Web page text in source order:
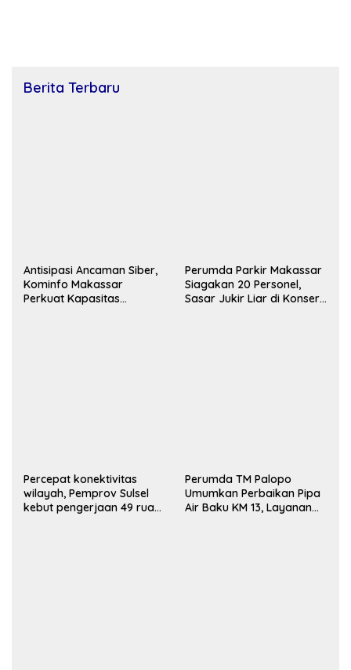
Berita Terbaru
Antisipasi Ancaman Siber,
Kominfo Makassar
Perkuat Kapasitas
Perumda Parkir Makassar
Siagakan 20 Personel,
Sasar Jukir Liar di Konser
Percepat konektivitas
wilayah, Pemprov Sulsel
kebut pengerjaan 49 ruas
Perumda TM Palopo
Umumkan Perbaikan Pipa
Air Baku KM 13, Layanan